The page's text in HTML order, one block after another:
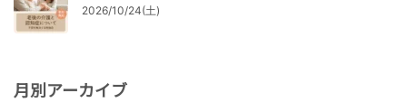
2026/10/24(土)
月別アーカイブ